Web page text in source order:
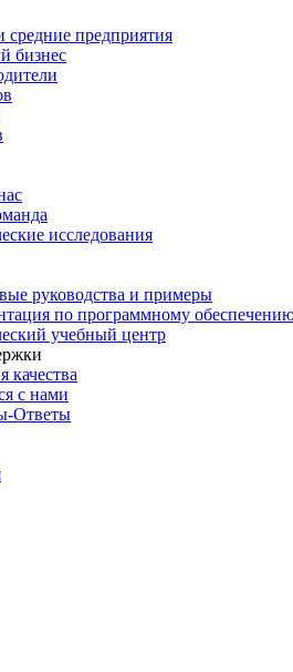
предприятия
бизнес
исследования
руководства и примеры
по программному
учебный центр
качества
с нами
Ответы